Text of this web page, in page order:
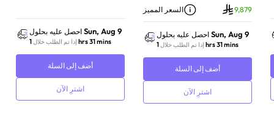
احصل عليه بحلول Sun, Aug 9
إذا تم الطلب خلال 1 hrs 31 mins
أضف إلى السلة
اشترِ الآن
السعر المميز 9,879
احصل عليه بحلول Sun, Aug 9
إذا تم الطلب خلال 1 hrs 31 mins
أضف إلى السلة
اشترِ الآن